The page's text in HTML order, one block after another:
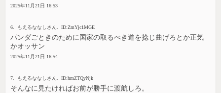
2025年11月21日 16:53
6. もえるななしさん. ID:ZmYjc1MGE
パンダごときのために国家の取るべき道を捻じ曲げろとか正気
かオッサン
2025年11月21日 16:54
7. もえるななしさん. ID:hmZTQyNjk
そんなに見たければお前が勝手に渡航しろ。